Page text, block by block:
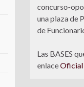
concurso-
una plaza de
de
Las BASES
enlaceOficial